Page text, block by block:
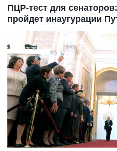
ПЦР-тест для
пройдет инаугурации